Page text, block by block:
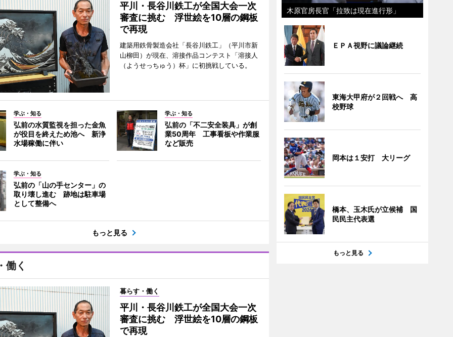
平川・長谷川鉄工が全国大会一次
審査に挑む 浮世絵を10層の鋼板
で再現
建築用鉄骨製造会社「長谷川鉄工」（平川市新
山柳田）が現在、溶接作品コンテスト「溶接人
（ようせっちゅう）杯」に初挑戦している。
学ぶ・知る
弘前の水質監視を担った金魚
が役目を終えため池へ 新浄
水場稼働に伴い
学ぶ・知る
弘前の「不二安全装具」が創
業50周年 工事看板や作業服
など販売
学ぶ・知る
弘前の「山の手センター」の
取り壊し進む 跡地は駐車場
として整備へ
もっと見る
働く
暮らす・働く
平川・長谷川鉄工が全国大会一次
審査に挑む 浮世絵を10層の鋼板
で再現
木原官房長官「拉致は現在進行形」
ＥＰＡ視野に議論継続
東海大甲府が２回戦へ 高
校野球
岡本は１安打 大リーグ
橋本、玉木氏が立候補 国
民民主代表選
もっと見る